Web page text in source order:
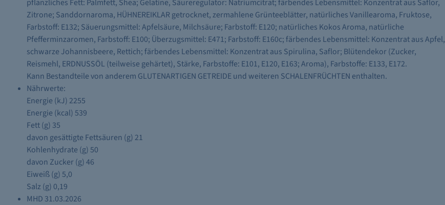
pflanzliches Fett: Palmfett, Shea; Gelatine, Säureregulator: Natriumcitrat; färbendes Lebensmittel: Konzentrat aus Saflor,
Zitrone; Sanddornaroma, HÜHNEREIKLAR getrocknet, zermahlene Grünteeblätter, natürliches Vanillearoma, Fruktose,
Farbstoff: E132; Säuerungsmittel: Apfelsäure, Milchsäure; Farbstoff: E120; natürliches Kokos Aroma, natürliche
Pfefferminzaromen, Farbstoff: E100; Überzugsmittel: E471; Farbstoff: E160c; färbendes Lebensmittel: Konzentrat aus Apfel,
schwarze Johannisbeere, Rettich; färbendes Lebensmittel: Konzentrat aus Spirulina, Saflor; Blütendekor (Zucker,
Reismehl, ERDNUSSÖL (teilweise gehärtet), Stärke, Farbstoffe: E101, E120, E163; Aroma), Farbstoffe: E133, E172.
Kann Bestandteile von anderem GLUTENARTIGEN GETREIDE und weiteren SCHALENFRÜCHTEN enthalten.
Nährwerte:
Energie (kJ) 2255
Energie (kcal) 539
Fett (g) 35
davon gesättigte Fettsäuren (g) 21
Kohlenhydrate (g) 50
davon Zucker (g) 46
Eiweiß (g) 5,0
Salz (g) 0,19
MHD 31.03.2026